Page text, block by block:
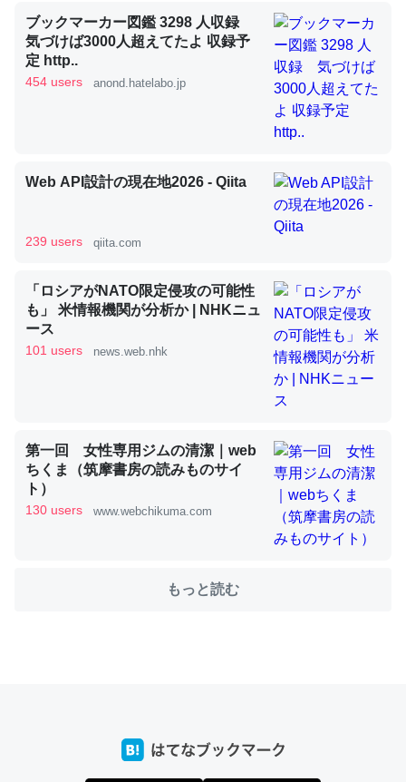
昆虫ってカルシウム少ないのか。知らんかった。調べたら
コオロギのカルシウム分はエビの600分の1程度。
─ニュース :: 【研究発表】昆虫学の大問題＝「昆虫はなぜ海にいな
論文では「淡水はカルシウムも酸素も不足してて両方に不
利だから両方が拮抗してるのでは」とあって面白い。海に
ずキチンを強化してる筈だが、酵素が違うのか？
─ニュース :: 【研究発表】昆虫学の大問題＝「昆虫はなぜ海にいな
いのか」に関する新仮説
類は苦労してるんだな…。腹足類だと殻を無くしてナメク
ジになったり努力してるし。
─ニュース :: 【研究発表】昆虫学の大問題＝「昆虫はなぜ海にいな
コミュニケーションが劇的に変化した｜tayorini by LIFULL介護
ブックマーカー図鑑 3298 人収録
気づけば3000人超えてたよ 収録予
定 http..
454 users anond.hatelabo.jp
Web API設計の現在地2026 - Qiita
239 users qiita.com
「ロシアがNATO限定侵攻の可能性
も」 米情報機関が分析か | NHKニュ
ース
101 users news.web.nhk
第一回 女性専用ジムの清潔｜web
ちくま（筑摩書房の読みものサイ
ト）
130 users www.webchikuma.com
もっと読む